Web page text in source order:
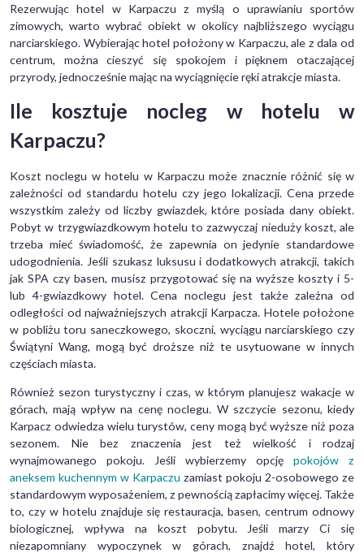
Rezerwując hotel w Karpaczu z myślą o uprawianiu sportów
zimowych, warto wybrać obiekt w okolicy najbliższego wyciągu
narciarskiego. Wybierając hotel położony w Karpaczu, ale z dala od
centrum, można cieszyć się spokojem i pięknem otaczającej
przyrody, jednocześnie mając na wyciągnięcie ręki atrakcje miasta.
Ile kosztuje nocleg w hotelu w
Karpaczu?
Koszt noclegu w hotelu w Karpaczu może znacznie różnić się w
zależności od standardu hotelu czy jego lokalizacji. Cena przede
wszystkim zależy od liczby gwiazdek, które posiada dany obiekt.
Pobyt w trzygwiazdkowym hotelu to zazwyczaj nieduży koszt, ale
trzeba mieć świadomość, że zapewnia on jedynie standardowe
udogodnienia. Jeśli szukasz luksusu i dodatkowych atrakcji, takich
jak SPA czy basen, musisz przygotować się na wyższe koszty i 5-
lub 4-gwiazdkowy hotel. Cena noclegu jest także zależna od
odległości od najważniejszych atrakcji Karpacza. Hotele położone
w pobliżu toru saneczkowego, skoczni, wyciągu narciarskiego czy
Świątyni Wang, mogą być droższe niż te usytuowane w innych
częściach miasta.
Również sezon turystyczny i czas, w którym planujesz wakacje w
górach, mają wpływ na cenę noclegu. W szczycie sezonu, kiedy
Karpacz odwiedza wielu turystów, ceny mogą być wyższe niż poza
sezonem. Nie bez znaczenia jest też wielkość i rodzaj
wynajmowanego pokoju. Jeśli wybierzemy opcję pokojów z
aneksem kuchennym w Karpaczu zamiast pokoju 2-osobowego ze
standardowym wyposażeniem, z pewnością zapłacimy więcej. Także
to, czy w hotelu znajduje się restauracja, basen, centrum odnowy
biologicznej, wpływa na koszt pobytu. Jeśli marzy Ci się
niezapomniany wypoczynek w górach, znajdź hotel, który